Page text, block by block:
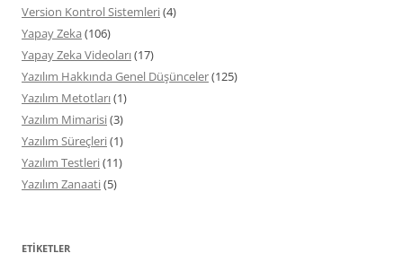
Version Kontrol Sistemleri(4)
Yapay Zeka (106)
Yapay Zeka Videoları(17)
Yazılım Hakkında Genel Düşünceler(125)
Yazılım Metotları(1)
Yazılım Mimarisi(3)
Yazılım Süreçleri(1)
Yazılım Testleri(11)
Yazılım Zanaati(5)
ETIKETLER